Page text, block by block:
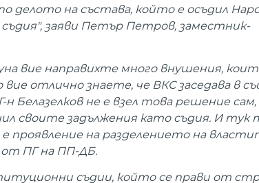
делото на състава, който е осъдил
заяви Петър Петров, заместник-
вие направихте много внушения,
отлично знаете, че ВКС заседава в
Белазелков не е взел това решение сам,
своите задължения като съдия. И тук
проявление на разделението на
от ПГ на ПП-ДБ.
съдии, който се прави от